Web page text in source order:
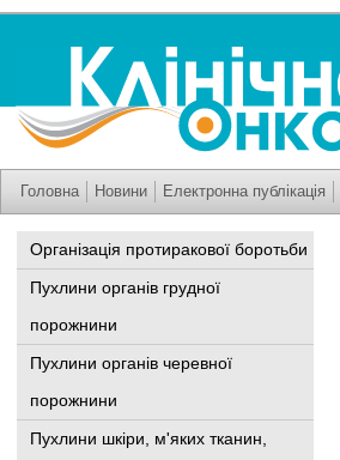
Головна Новини Електронна публікація
Організація протиракової боротьби
Пухлини органів грудної
порожнини
Пухлини органів черевної
порожнини
Пухлини шкіри, м'яких тканин,